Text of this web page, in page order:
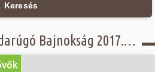
Keresés
Városi Kispályás Labdarúgó Bajnokság 2017. - Góllövő lista - I. osztály